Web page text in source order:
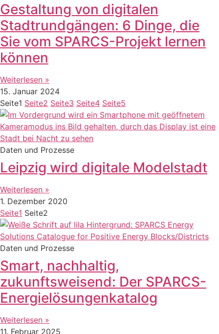
Gestaltung von digitalen
Stadtrundgängen: 6 Dinge, die
Sie vom SPARCS-Projekt lernen
können
Weiterlesen »
15. Januar 2024
Seite1 Seite2 Seite3 Seite4 Seite5
Daten und Prozesse
Leipzig wird digitale Modelstadt
Weiterlesen »
1. Dezember 2020
Seite1 Seite2
Daten und Prozesse
Smart, nachhaltig,
zukunftsweisend: Der SPARCS-
Energielösungenkatalog
Weiterlesen »
11. Februar 2025